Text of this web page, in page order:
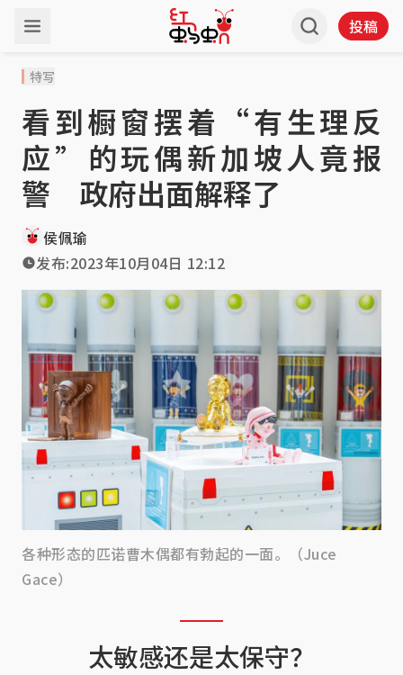
投稿
特写
看到橱窗摆着“有生理反
应”的玩偶新加坡人竟报
警 政府出面解释了
侯佩瑜
发布:2023年10月04日 12:12
各种形态的匹诺曹木偶都有勃起的一面。（Juce
Gace）
太敏感还是太保守？